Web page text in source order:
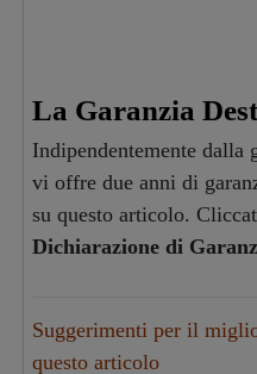
La Garanzia
Indipendentemente dalla
vi offre due anni di
su questo articolo.
Dichiarazione di
Suggerimenti per il
questo articolo